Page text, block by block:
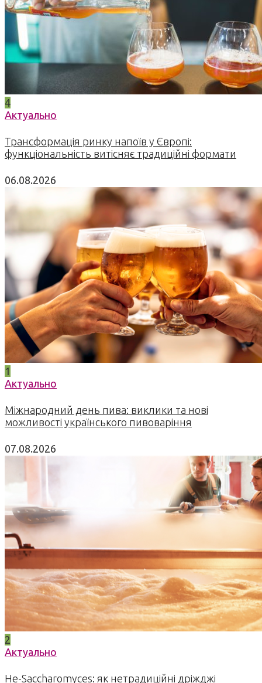
4
Актуально
Трансформація ринку напоїв у Європі:
функціональність витісняє традиційні формати
06.08.2026
1
Актуально
Міжнародний день пива: виклики та нові
можливості українського пивоваріння
07.08.2026
2
Актуально
Не-Saccharomyces: як нетрадиційні дріжджі